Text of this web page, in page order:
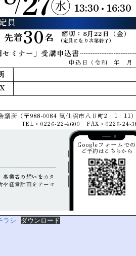
ラシ ダウンロード